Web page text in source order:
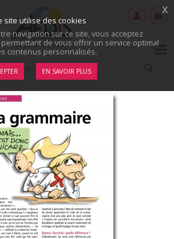
site utilise des cookies
navigation sur ce site, vous acceptez
permettant de vous offrir un service optimal
contenus personnalisés.
EN SAVOIR PLUS
x